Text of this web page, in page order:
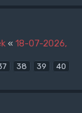
« 18-07-2026,
38 39 40